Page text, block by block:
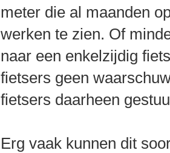
meter die al maanden
werken te zien. Of
naar een enkelzijdig
fietsers geen
fietsers daarheen
Erg vaak kunnen dit